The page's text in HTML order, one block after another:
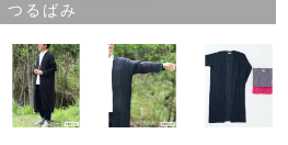
つるばみ